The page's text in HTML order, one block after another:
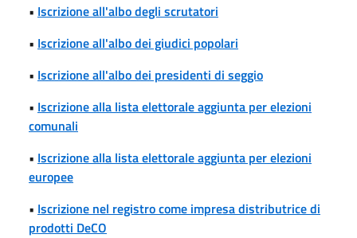
• Iscrizione all'albo degli scrutatori
• Iscrizione all'albo dei giudici popolari
• Iscrizione all'albo dei presidenti di seggio
• Iscrizione alla lista elettorale aggiunta per elezioni
comunali
• Iscrizione alla lista elettorale aggiunta per elezioni
europee
• Iscrizione nel registro come impresa distributrice di
prodotti DeCO